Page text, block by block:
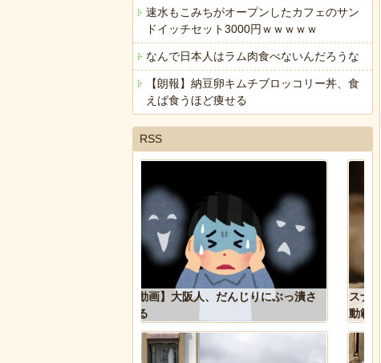
速水もこみちがオープンしたカフェのサン
ドイッチセット3000円ｗｗｗｗｗ
なんで日本人はラム肉食べないんだろうな
【朗報】納豆卵キムチブロッコリー丼、食
えば食うほど痩せる
RSS
スナネコの珍しい生態が明らかに。行
とが判明